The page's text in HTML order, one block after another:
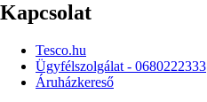
Kapcsolat
Tesco.hu
Ügyfélszolgálat - 0680222333
Áruházkereső